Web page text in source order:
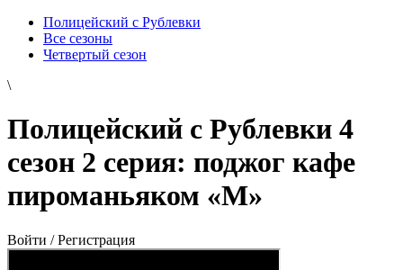
Полицейский с Рублевки
Все сезоны
Четвертый сезон
\
Полицейский с Рублевки 4
сезон 2 серия: поджог кафе
пироманьяком «М»
Войти / Регистрация